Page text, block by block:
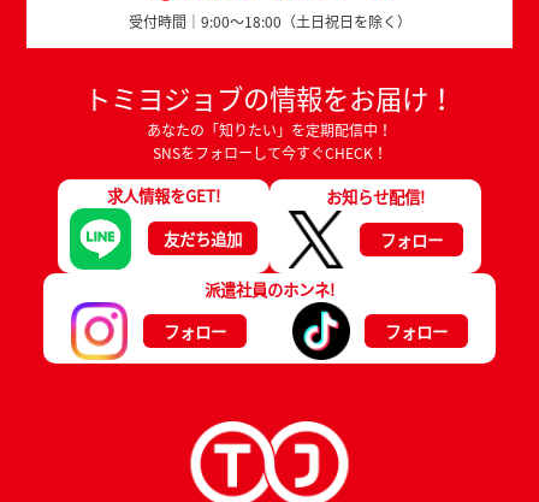
受付時間｜9:00～18:00（土日祝日を除く）
トミヨジョブの情報をお届け！
あなたの「知りたい」を定期配信中！
SNSをフォローして今すぐCHECK！
求人情報をGET!
友だち追加
お知らせ配信!
フォロー
派遣社員のホンネ!
フォロー
フォロー